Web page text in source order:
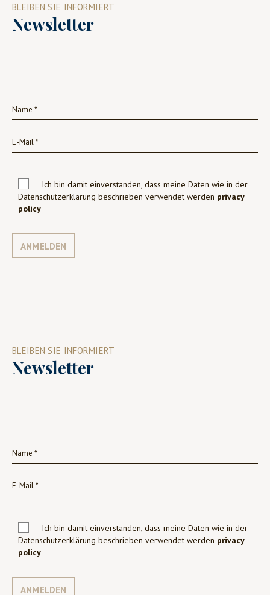
BLEIBEN SIE INFORMIERT
Newsletter
Ich bin damit einverstanden, dass meine Daten wie in der
Datenschutzerklärung beschrieben verwendet werden privacy
policy
ANMELDEN
BLEIBEN SIE INFORMIERT
Newsletter
Ich bin damit einverstanden, dass meine Daten wie in der
Datenschutzerklärung beschrieben verwendet werden privacy
policy
ANMELDEN